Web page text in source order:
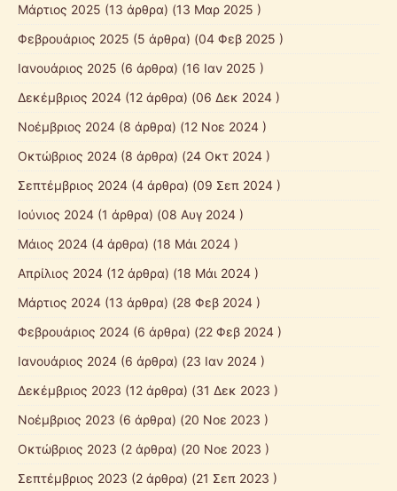
Μάρτιος 2025 (13 άρθρα) (13 Μαρ 2025 )
Φεβρουάριος 2025 (5 άρθρα) (04 Φεβ 2025 )
Ιανουάριος 2025 (6 άρθρα) (16 Ιαν 2025 )
Δεκέμβριος 2024 (12 άρθρα) (06 Δεκ 2024 )
Νοέμβριος 2024 (8 άρθρα) (12 Νοε 2024 )
Οκτώβριος 2024 (8 άρθρα) (24 Οκτ 2024 )
Σεπτέμβριος 2024 (4 άρθρα) (09 Σεπ 2024 )
Ιούνιος 2024 (1 άρθρα) (08 Αυγ 2024 )
Μάιος 2024 (4 άρθρα) (18 Μάι 2024 )
Απρίλιος 2024 (12 άρθρα) (18 Μάι 2024 )
Μάρτιος 2024 (13 άρθρα) (28 Φεβ 2024 )
Φεβρουάριος 2024 (6 άρθρα) (22 Φεβ 2024 )
Ιανουάριος 2024 (6 άρθρα) (23 Ιαν 2024 )
Δεκέμβριος 2023 (12 άρθρα) (31 Δεκ 2023 )
Νοέμβριος 2023 (6 άρθρα) (20 Νοε 2023 )
Οκτώβριος 2023 (2 άρθρα) (20 Νοε 2023 )
Σεπτέμβριος 2023 (2 άρθρα) (21 Σεπ 2023 )